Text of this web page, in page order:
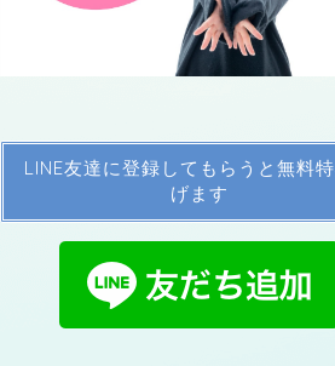
LINE友達に登録してもらうと無料
げます